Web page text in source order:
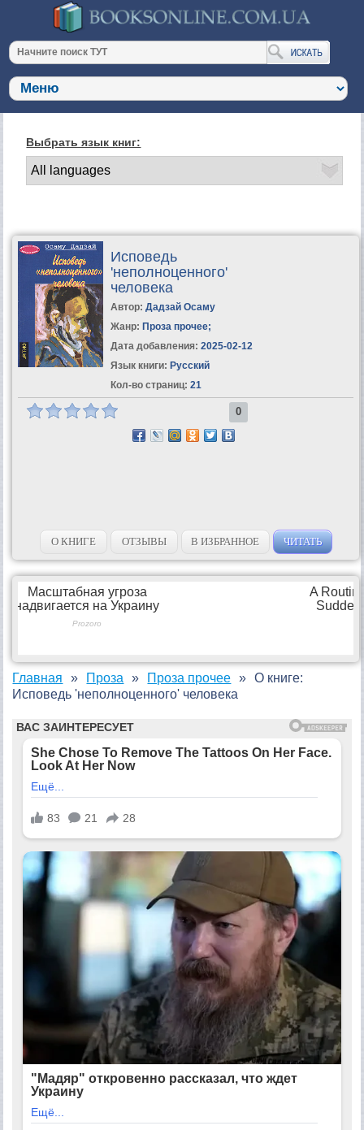
Выбрать язык книг:
Исповедь
'неполноценного'
человека
Автор: Дадзай Осаму
Жанр: Проза прочее;
Дата добавления: 2025-02-12
Язык книги: Русский
Кол-во страниц: 21
0
О КНИГЕ ОТЗЫВЫ В ИЗБРАННОЕ ЧИТАТЬ
Главная Проза Проза прочее
О книге:
Исповедь 'неполноценного' человека